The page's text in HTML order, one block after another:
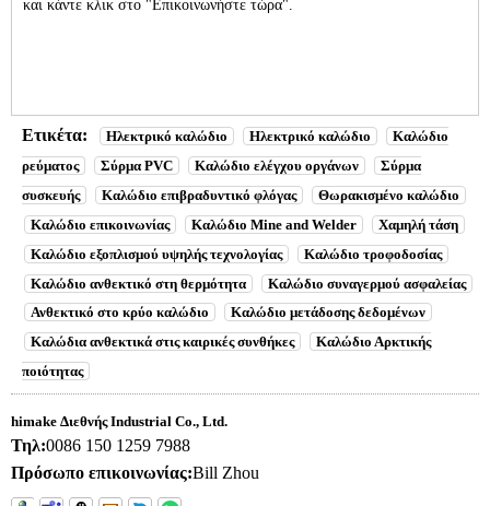
και κάντε κλικ στο "Επικοινωνήστε τώρα".
Ετικέτα: Ηλεκτρικό καλώδιο Ηλεκτρικό καλώδιο
Καλώδιο
ρεύματος
Σύρμα PVC Καλώδιο ελέγχου οργάνων
Σύρμα
συσκευής
Καλώδιο επιβραδυντικό φλόγας
Θωρακισμένο καλώδιο
Καλώδιο επικοινωνίας
Καλώδιο Mine and Welder
Χαμηλή τάση
Καλώδιο εξοπλισμού υψηλής τεχνολογίας
Καλώδιο τροφοδοσίας
Καλώδιο ανθεκτικό στη θερμότητα
Καλώδιο συναγερμού ασφαλείας
Ανθεκτικό στο κρύο καλώδιο
Καλώδιο μετάδοσης δεδομένων
Καλώδια ανθεκτικά στις καιρικές συνθήκες
Καλώδιο Αρκτικής
ποιότητας
himake Διεθνής Industrial Co., Ltd.
Τηλ:0086 150 1259 7988
Πρόσωπο επικοινωνίας:Bill Zhou